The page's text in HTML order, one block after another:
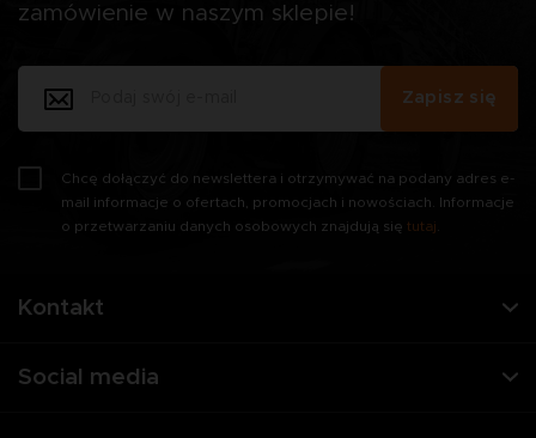
Kontakt
Social media
zamówienie w naszym sklepie!
Chcę dołączyć do newslettera i otrzymywać na podany adres e-
mail informacje o ofertach, promocjach i nowościach. Informacje
o przetwarzaniu danych osobowych znajdują się tutaj
Zapisz się